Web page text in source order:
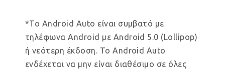
*Το Android Auto είναι συμβατό με
τηλέφωνα Android με Android 5.0 (Lollipop)
ή νεότερη έκδοση. Το Android Auto
ενδέχεται να μην είναι διαθέσιμο σε όλες